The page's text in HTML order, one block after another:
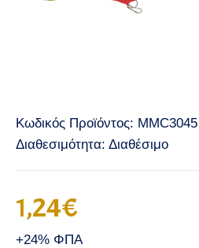
Κωδικός Προϊόντος: MMC3045
Διαθεσιμότητα: Διαθέσιμο
1,24€
+24% ΦΠΑ